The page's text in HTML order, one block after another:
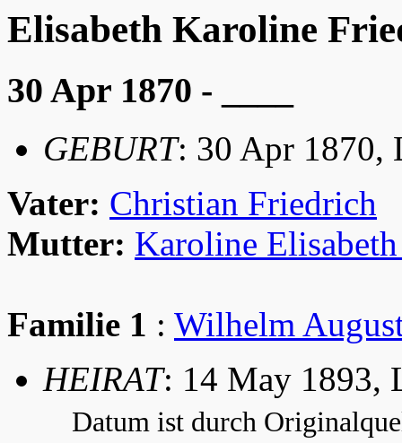
Elisabeth Karoline
30 Apr 1870 - ____
GEBURT: 30 Apr 1870,
Vater: Christian Friedrich
Mutter: Karoline
Familie 1 : Wilhelm
HEIRAT: 14 May 1893,
Datum ist durch